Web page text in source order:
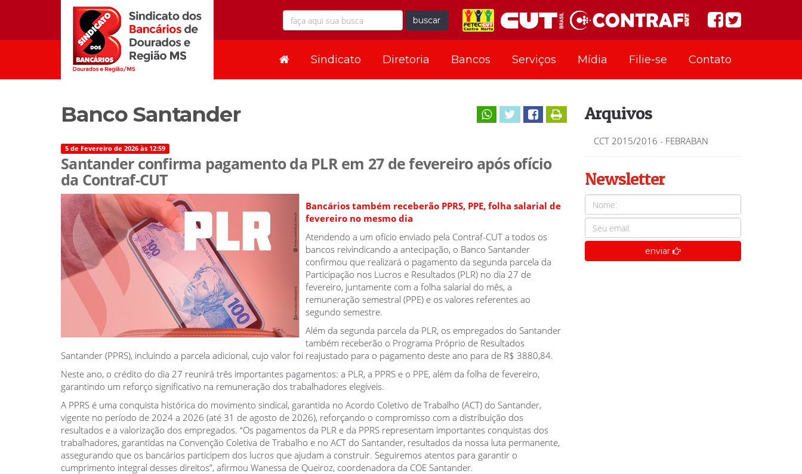
buscar
Sindicato Diretoria Bancos Serviços Mídia Filie-se Contato
Banco Santander
5 de Fevereiro de 2026 às 12:59
Santander confirma pagamento da PLR em 27 de fevereiro após ofício
da Contraf-CUT
Bancários também receberão PPRS, PPE, folha salarial de
fevereiro no mesmo dia
Atendendo a um ofício enviado pela Contraf-CUT a todos os
bancos reivindicando a antecipação, o Banco Santander
confirmou que realizará o pagamento da segunda parcela da
Participação nos Lucros e Resultados (PLR) no dia 27 de
fevereiro, juntamente com a folha salarial do mês, a
remuneração semestral (PPE) e os valores referentes ao
segundo semestre.
Além da segunda parcela da PLR, os empregados do Santander
também receberão o Programa Próprio de Resultados
Santander (PPRS), incluindo a parcela adicional, cujo valor foi reajustado para o pagamento deste ano para de R$ 3880,84.
Neste ano, o crédito do dia 27 reunirá três importantes pagamentos: a PLR, a PPRS e o PPE, além da folha de fevereiro,
garantindo um reforço significativo na remuneração dos trabalhadores elegíveis.
A PPRS é uma conquista histórica do movimento sindical, garantida no Acordo Coletivo de Trabalho (ACT) do Santander,
vigente no período de 2024 a 2026 (até 31 de agosto de 2026), reforçando o compromisso com a distribuição dos
resultados e a valorização dos empregados. “Os pagamentos da PLR e da PPRS representam importantes conquistas dos
trabalhadores, garantidas na Convenção Coletiva de Trabalho e no ACT do Santander, resultados da nossa luta permanente,
assegurando que os bancários participem dos lucros que ajudam a construir. Seguiremos atentos para garantir o
cumprimento integral desses direitos”, afirmou Wanessa de Queiroz, coordenadora da COE Santander.
Arquivos
CCT 2015/2016 - FEBRABAN
Newsletter
enviar